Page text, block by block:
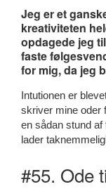
Jeg er et
kreativiteten
opdagede jeg
faste
for mig, da jeg
Intutionen er
skriver mine oder
en sådan stund
lader
#55. Ode